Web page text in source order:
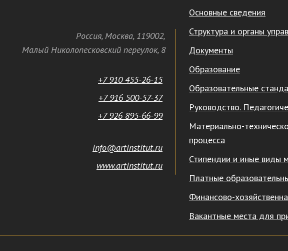
Основные сведения
Структура и органы
Документы
Образование
Образовательные
Руководство.
Материально-
процесса
Стипендии и иные виды
Платные
Финансово-
Вакантные места для
Россия, Москва, 119002,
Малый Николопесковский переулок,8
+7 910 455-26-15
+7 916 500-57-37
+7 926 895-66-99
info@artinstitut.ru
www.artinstitut.ru